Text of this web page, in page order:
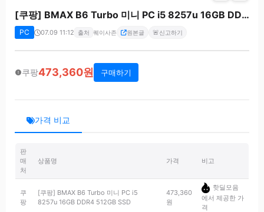
[쿠팡] BMAX B6 Turbo 미니 PC i5 8257u 16GB DDR4 512GB SSD
PC 07.09 11:12 출처 퀘이사존 원본글 🚨신고하기
쿠팡473,360원 구매하기
가격 비교
판
매
처
상품명 가격 비고
쿠
팡
[쿠팡] BMAX B6 Turbo 미니 PC i5
8257u 16GB DDR4 512GB SSD
473,360
원
핫딜모음
에서 제공한 가
격